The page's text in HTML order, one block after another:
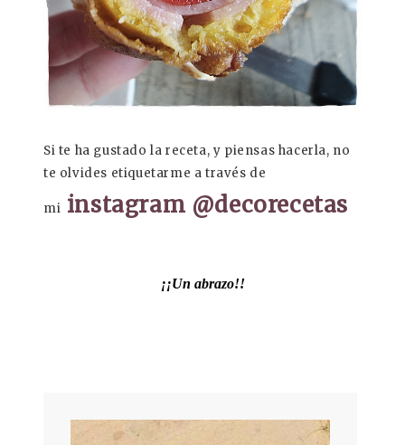
Si te ha gustado la receta, y piensas hacerla, no
te olvides etiquetarme a través de
mi instagram @decorecetas
¡¡Un abrazo!!